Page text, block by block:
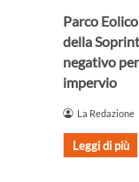
Parco
della
negativo
impervio
La Redazione
Leggi di più